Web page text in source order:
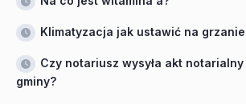
Klimatyzacja jak ustawić na
Czy notariusz wysyła akt
gminy?